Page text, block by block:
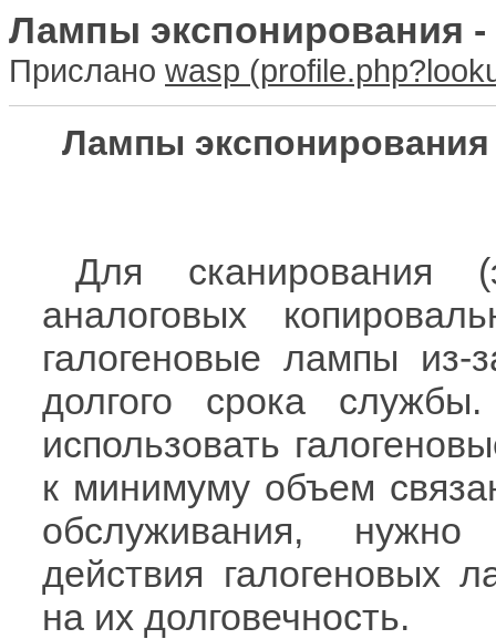
Лампы экспонирования
Прислано wasp
Лампы
Для сканирования
аналоговых
галогеновые лампы из-
долгого срока
использовать
к минимуму объем
обслуживания,
действия галогеновых
на их долговечность.